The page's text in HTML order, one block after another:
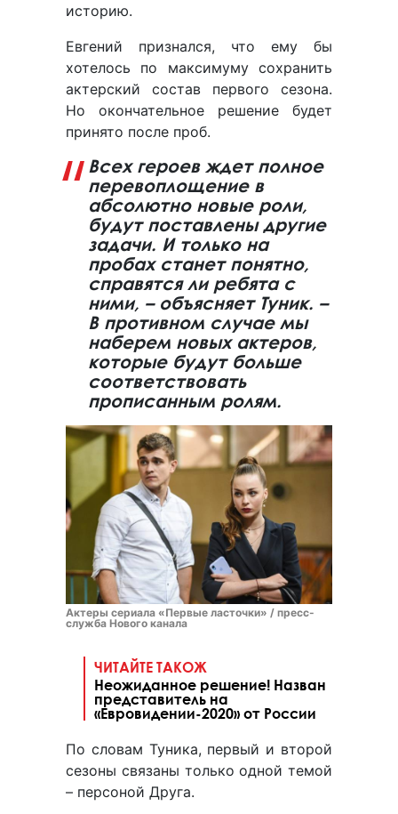
историю.
Евгений признался, что ему бы
хотелось по максимуму сохранить
актерский состав первого сезона.
Но окончательное решение будет
принято после проб.
Всех героев ждет полное
перевоплощение в
абсолютно новые роли,
будут поставлены другие
задачи. И только на
пробах станет понятно,
справятся ли ребята с
ними, – объясняет Туник. –
В противном случае мы
наберем новых актеров,
которые будут больше
соответствовать
прописанным ролям.
Актеры сериала «Первые ласточки» / пресс-
служба Нового канала
ЧИТАЙТЕ ТАКОЖ
Неожиданное решение! Назван
представитель на
«Евровидении-2020» от России
По словам Туника, первый и второй
сезоны связаны только одной темой
– персоной Друга.